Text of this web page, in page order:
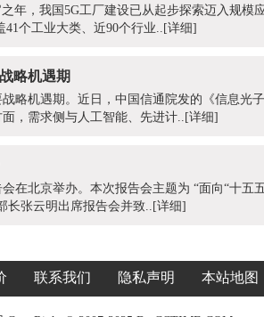
年，我国5G工厂建设已从起步探索迈入规模
个工业大类、近90个行业.. [详细]
略机遇期
略机遇期。近日，中国信通院发的《信息光
，需求侧与人工智能、先进计.. [详细]
在北京举办。本次报告会主题为 “面向“十五
长张云明出席报告会并致.. [详细]
联系我们 隐私声明 本站地图